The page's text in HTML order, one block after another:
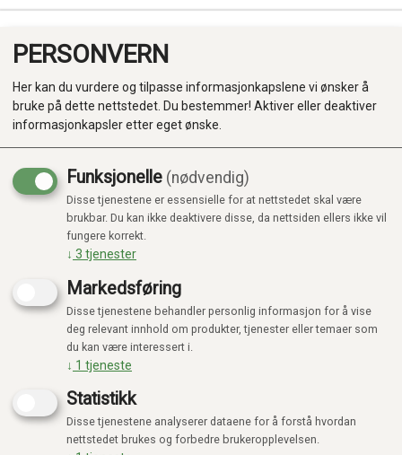
Produkter
Kategorier
Kampanje
PERSONVERN
Her kan du vurdere og tilpasse informasjonkapslene vi ønsker å
bruke på dette nettstedet. Du bestemmer! Aktiver eller deaktiver
informasjonkapsler etter eget ønske.
Funksjonelle (nødvendig)
Disse tjenestene er essensielle for at nettstedet skal være
brukbar. Du kan ikke deaktivere disse, da nettsiden ellers ikke vil
fungere korrekt.
↓ 3 tjenester
Markedsføring
Disse tjenestene behandler personlig informasjon for å vise
deg relevant innhold om produkter, tjenester eller temaer som
du kan være interessert i.
↓ 1 tjeneste
Statistikk
Disse tjenestene analyserer dataene for å forstå hvordan
nettstedet brukes og forbedre brukeropplevelsen.